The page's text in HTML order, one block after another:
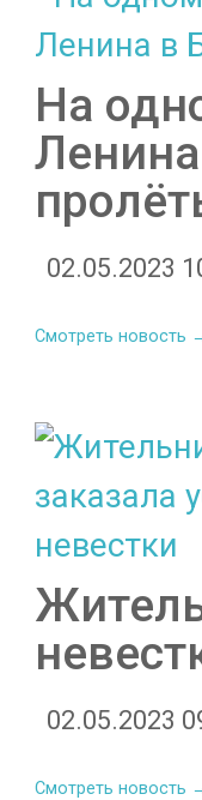
На
02.05.2023
Смотреть новость
02.05.2023
Смотреть новость